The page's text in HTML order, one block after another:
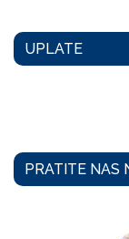
UPLATE
PRATITE NAS